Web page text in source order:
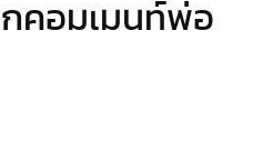
คอมเมนท์พ่อ